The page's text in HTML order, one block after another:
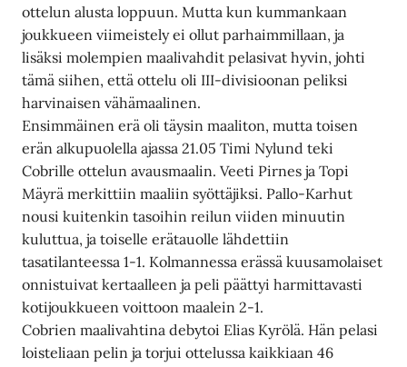
ottelun alusta loppuun. Mutta kun kummankaan
joukkueen viimeistely ei ollut parhaimmillaan, ja
lisäksi molempien maalivahdit pelasivat hyvin, johti
tämä siihen, että ottelu oli III-divisioonan peliksi
harvinaisen vähämaalinen.
Ensimmäinen erä oli täysin maaliton, mutta toisen
erän alkupuolella ajassa 21.05 Timi Nylund teki
Cobrille ottelun avausmaalin. Veeti Pirnes ja Topi
Mäyrä merkittiin maaliin syöttäjiksi. Pallo-Karhut
nousi kuitenkin tasoihin reilun viiden minuutin
kuluttua, ja toiselle erätauolle lähdettiin
tasatilanteessa 1-1. Kolmannessa erässä kuusamolaiset
onnistuivat kertaalleen ja peli päättyi harmittavasti
kotijoukkueen voittoon maalein 2-1.
Cobrien maalivahtina debytoi Elias Kyrölä. Hän pelasi
loisteliaan pelin ja torjui ottelussa kaikkiaan 46